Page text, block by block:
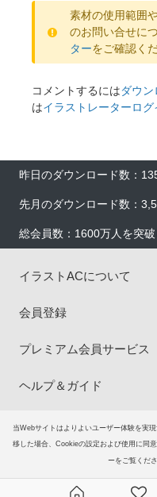
当Webサイトはよりよいユーザー体験を実
移した場合、Cookieの設定および使用に同
ーをご覧くだ
素材の使用範囲
のお問い合せに
ターをご確認く
コメントするにはダウ
はイラストレーターログ
昨日のダウンロード数：
先月のダウンロード数：
総会員数：1600万人を突破
イラストACについて
会員登録
プレミアム会員サービス
ヘルプ＆ガイド
グループサイト